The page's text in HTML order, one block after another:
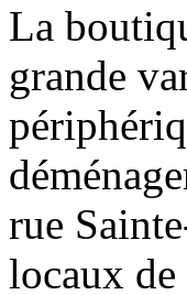
La
grande
rue
locaux